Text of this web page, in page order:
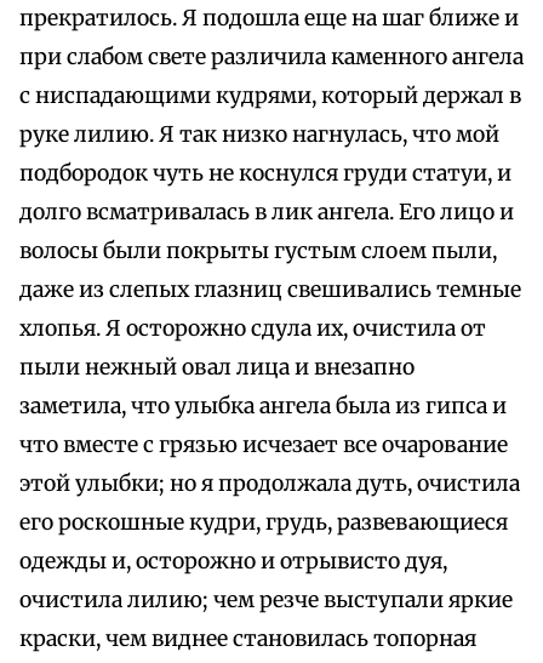
прекратилось. Я подошла еще на шаг ближе и
при слабом свете различила каменного ангела
с ниспадающими кудрями, который держал в
руке лилию. Я так низко нагнулась, что мой
подбородок чуть не коснулся груди статуи, и
долго всматривалась в лик ангела. Его лицо и
волосы были покрыты густым слоем пыли,
даже из слепых глазниц свешивались темные
хлопья. Я осторожно сдула их, очистила от
пыли нежный овал лица и внезапно
заметила, что улыбка ангела была из гипса и
что вместе с грязью исчезает все очарование
этой улыбки; но я продолжала дуть, очистила
его роскошные кудри, грудь, развевающиеся
одежды и, осторожно и отрывисто дуя,
очистила лилию; чем резче выступали яркие
краски, чем виднее становилась топорная